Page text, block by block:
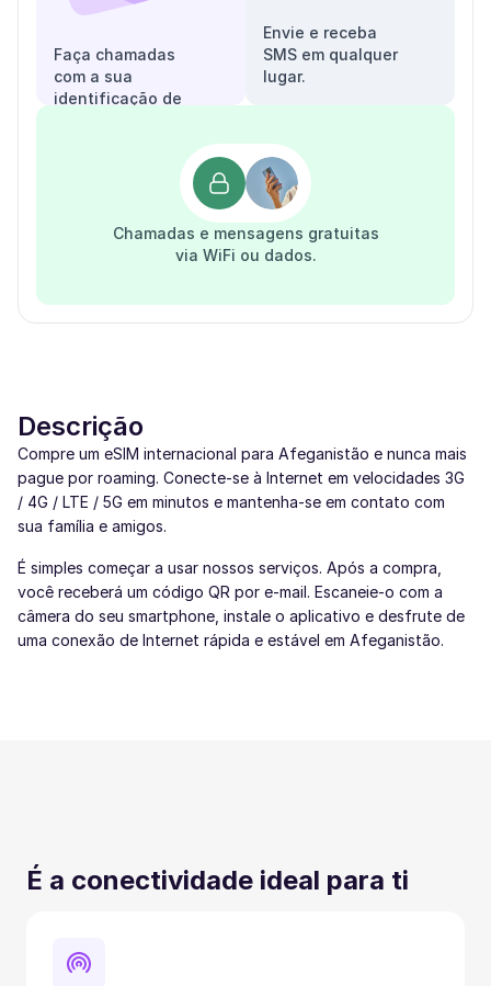
Faça chamadas
com a sua
identificação de
Envie e receba
SMS em qualquer
lugar.
Chamadas e mensagens gratuitas
via WiFi ou dados.
Descrição
Compre um eSIM internacional para Afeganistão e nunca mais
pague por roaming. Conecte-se à Internet em velocidades 3G
/ 4G / LTE / 5G em minutos e mantenha-se em contato com
sua família e amigos.
É simples começar a usar nossos serviços. Após a compra,
você receberá um código QR por e-mail. Escaneie-o com a
câmera do seu smartphone, instale o aplicativo e desfrute de
uma conexão de Internet rápida e estável em Afeganistão.
É a conectividade ideal para ti